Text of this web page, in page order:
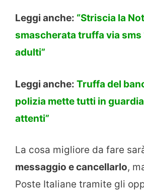
Leggi anche: “Striscia la
smascherata truffa via sms
adulti”
Leggi anche: Truffa del
polizia mette tutti in
attenti”
La cosa migliore da fare
messaggio e cancellarlo,
Poste Italiane tramite gli